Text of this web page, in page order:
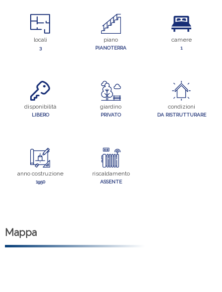
locali
3
piano
PIANOTERRA
camere
1
disponibilità
LIBERO
giardino
PRIVATO
condizioni
DA RISTRUTTURARE
anno costruzione
1950
riscaldamento
ASSENTE
Mappa